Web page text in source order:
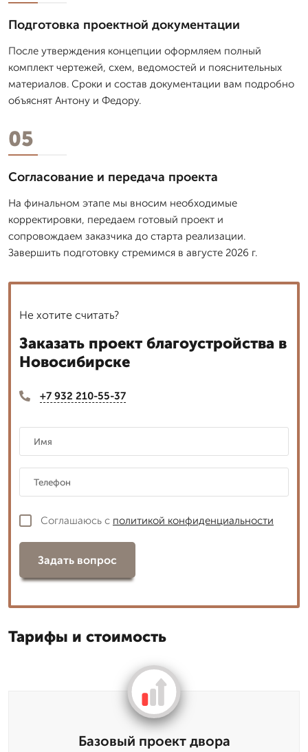
Подготовка проектной документации
После утверждения концепции оформляем полный
комплект чертежей, схем, ведомостей и пояснительных
материалов. Сроки и состав документации вам подробно
объяснят Антону и Федору.
05
Согласование и передача проекта
На финальном этапе мы вносим необходимые
корректировки, передаем готовый проект и
сопровождаем заказчика до старта реализации.
Завершить подготовку стремимся в августе 2026 г.
Не хотите считать?
Заказать проект благоустройства в
Новосибирске
+7 932 210-55-37
Соглашаюсь с политикой конфиденциальности
Задать вопрос
Тарифы и стоимость
Базовый проект двора